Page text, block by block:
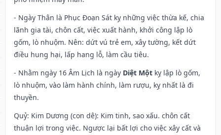
- Ngày Thân là Phục Đoạn Sát kỵ những việc thừa kế, chia
lãnh gia tài, chôn cất, việc xuất hành, khởi công lập lò
gốm, lò nhuộm. Nên: dứt vú trẻ em, xây tường, kết dứt
điều hung hại, lấp hang lỗ, làm cầu tiêu.
- Nhằm ngày 16 Âm Lịch là ngày Diệt Một kỵ lập lò gốm,
lò nhuộm, vào làm hành chính, làm rượu, kỵ nhất là đi
thuyền.
Quỷ: Kim Dương (con dê): Kim tinh, sao xấu. chôn cất
thuận lợi trong việc. Ngược lại bất lợi cho việc xây cất và